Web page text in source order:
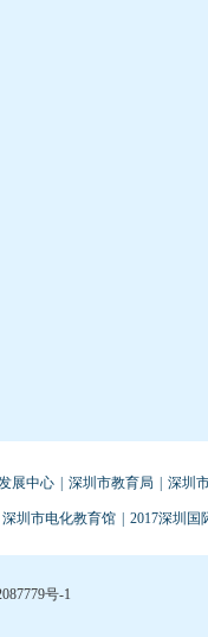
展中心 深圳市教育局 深圳
深圳市电化教育馆 2017深圳国
号-1